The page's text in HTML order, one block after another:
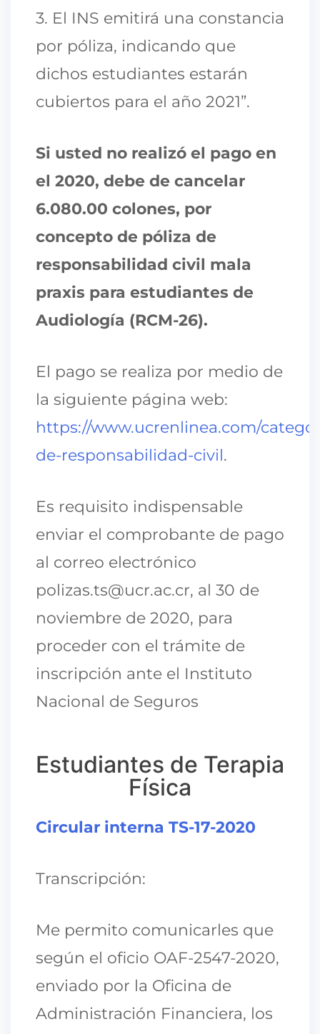
3. El INS emitirá una constancia
por póliza, indicando que
dichos estudiantes estarán
cubiertos para el año 2021”.
Si usted no realizó el pago en
el 2020, debe de cancelar
6.080.00 colones, por
concepto de póliza de
responsabilidad civil mala
praxis para estudiantes de
Audiología (RCM-26).
El pago se realiza por medio de
la siguiente página web:
https://www.ucrenlinea.com/
de-responsabilidad-civil.
Es requisito indispensable
enviar el comprobante de pago
al correo electrónico
polizas.ts@ucr.ac.cr, al 30 de
noviembre de 2020, para
proceder con el trámite de
inscripción ante el Instituto
Nacional de Seguros
Estudiantes de Terapia
Física
Circular interna TS-17-2020
Transcripción:
Me permito comunicarles que
según el oficio OAF-2547-2020,
enviado por la Oficina de
Administración Financiera, los